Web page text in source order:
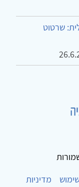
שרטוט
מדיניות